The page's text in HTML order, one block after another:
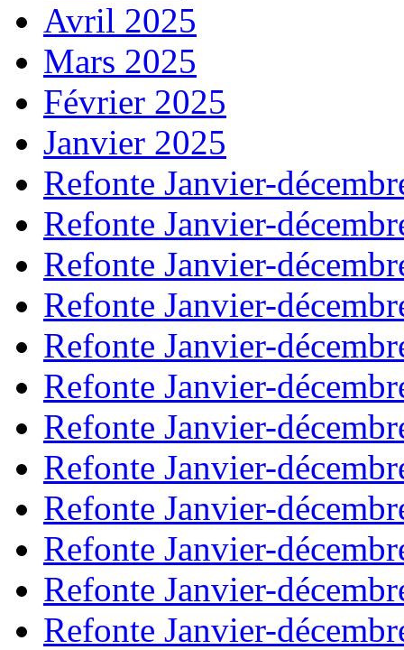
Avril 2025
Mars 2025
Février 2025
Janvier 2025
Refonte Janvier-
Refonte Janvier-
Refonte Janvier-
Refonte Janvier-
Refonte Janvier-
Refonte Janvier-
Refonte Janvier-
Refonte Janvier-
Refonte Janvier-
Refonte Janvier-
Refonte Janvier-
Refonte Janvier-